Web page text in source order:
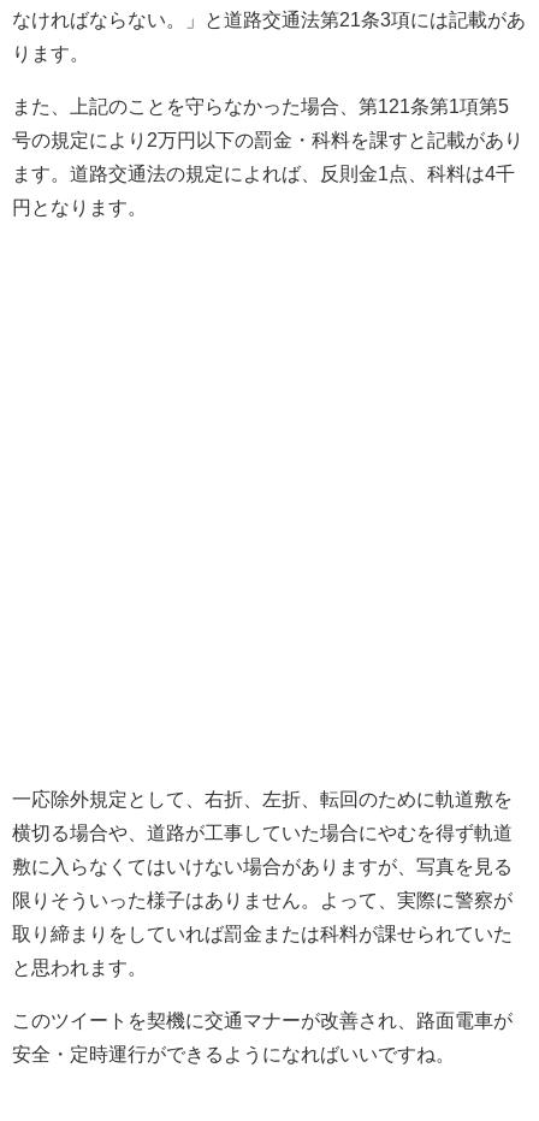
なければならない。」と道路交通法第21条3項には記載があ
ります。
また、上記のことを守らなかった場合、第121条第1項第5
号の規定により2万円以下の罰金・科料を課すと記載があり
ます。道路交通法の規定によれば、反則金1点、科料は4千
円となります。
一応除外規定として、右折、左折、転回のために軌道敷を
横切る場合や、道路が工事していた場合にやむを得ず軌道
敷に入らなくてはいけない場合がありますが、写真を見る
限りそういった様子はありません。よって、実際に警察が
取り締まりをしていれば罰金または科料が課せられていた
と思われます。
このツイートを契機に交通マナーが改善され、路面電車が
安全・定時運行ができるようになればいいですね。